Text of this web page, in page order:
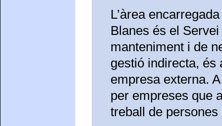
L’àrea
Blanes és el
manteniment i de
gestió indirecta, és
empresa externa.
per empreses que
treball de